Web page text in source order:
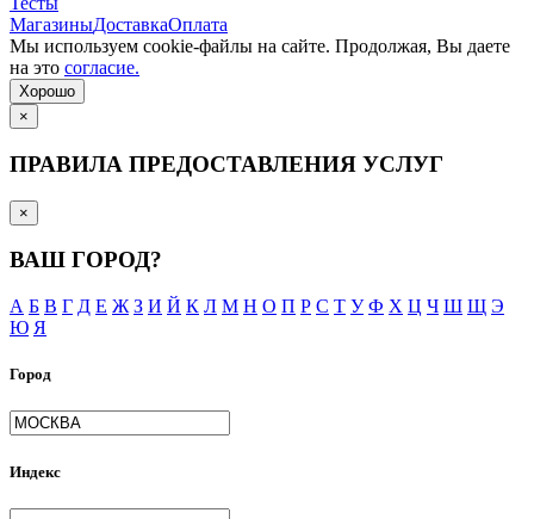
МагазиныДоставкаОплата
Мы используем cookie-файлы на сайте. Продолжая, Вы даете
на это согласие.
Хорошо
×
ПРАВИЛА ПРЕДОСТАВЛЕНИЯ УСЛУГ
×
ВАШ ГОРОД?
А Б В Г Д Е Ж З И Й К Л М Н О П Р С Т У Ф Х Ц Ч Ш Щ Э
Ю Я
Город
Индекс